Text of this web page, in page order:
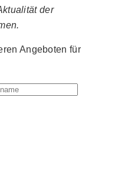
der
Angeboten für